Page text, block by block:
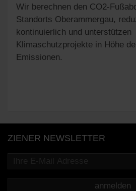
Wir berechnen den CO2-
Standorts Oberammergau,
kontinuierlich und unterstützen
Klimaschutzprojekte in Höhe
Emissionen.
ZIENER NEWSLETTER
anmelden